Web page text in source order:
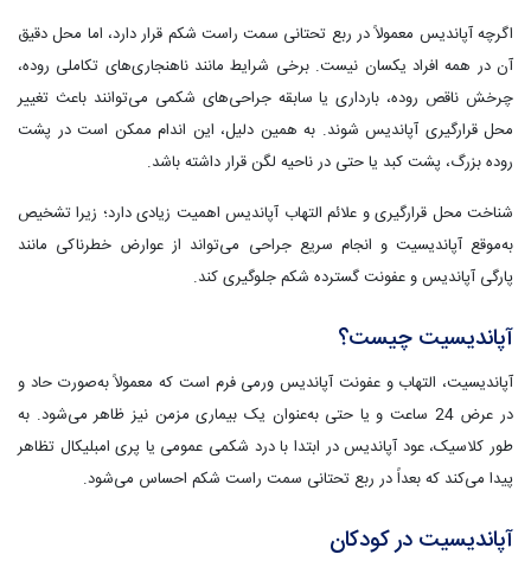
اگرچه آپاندیس معمولاً در ربع تحتانی سمت راست شکم قرار دارد، اما محل دقیق
آن در همه افراد یکسان نیست. برخی شرایط مانند ناهنجاری‌های تکاملی روده،
چرخش ناقص روده، بارداری یا سابقه جراحی‌های شکمی می‌توانند باعث تغییر
محل قرارگیری آپاندیس شوند. به همین دلیل، این اندام ممکن است در پشت
روده بزرگ، پشت کبد یا حتی در ناحیه لگن قرار داشته باشد.
شناخت محل قرارگیری و علائم التهاب آپاندیس اهمیت زیادی دارد؛ زیرا تشخیص
به‌موقع آپاندیسیت و انجام سریع جراحی می‌تواند از عوارض خطرناکی مانند
پارگی آپاندیس و عفونت گسترده شکم جلوگیری کند.
آپاندیسیت چیست؟
آپاندیسیت، التهاب و عفونت آپاندیس ورمی فرم است که معمولاً به‌صورت حاد و
در عرض 24 ساعت و یا حتی به‌عنوان یک بیماری مزمن نیز ظاهر می‌شود. به
طور کلاسیک، عود آپاندیس در ابتدا با درد شکمی عمومی یا ﭘﺮی اﻣﺒﻠﯿﮑﺎل تظاهر
پیدا می‌کند که بعداً در ربع تحتانی سمت راست شکم احساس می‌شود.
آپاندیسیت در کودکان